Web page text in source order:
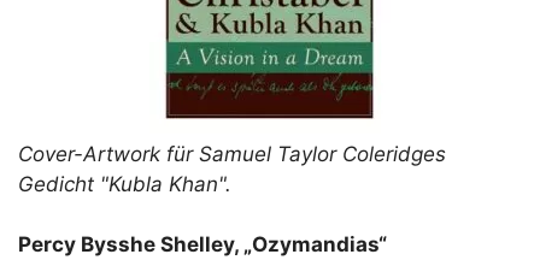
Cover-Artwork für Samuel Taylor Coleridges
Gedicht "Kubla Khan".
Percy Bysshe Shelley, „Ozymandias“